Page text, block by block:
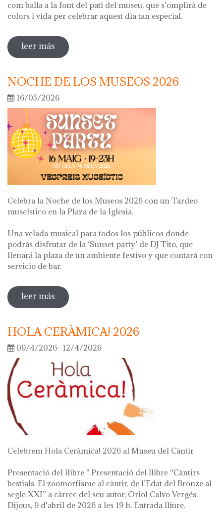
com balla a la font del pati del museu, que s’omplirà de
colors i vida per celebrar aquest dia tan especial.
leer más sobre diada de la flor
NOCHE DE LOS MUSEOS 2026
16/05/2026
Celebra la Noche de los Museos 2026 con un Tardeo
museístico en la Plaza de la Iglesia.
Una velada musical para todos los públicos donde
podrás disfrutar de la ‘Sunset party’ de DJ Tito, que
llenará la plaza de un ambiente festivo y que contará con
servicio de bar.
leer más sobre noche de los museos 2026
HOLA CERÀMICA! 2026
09/4/2026- 12/4/2026
Celebrem Hola Ceràmica! 2026 al Museu del Càntir
Presentació del llibre " Presentació del llibre “Càntirs
bestials. El zoomorfisme al càntir, de l’Edat del Bronze al
segle XXI” a càrrec del seu autor, Oriol Calvo Vergés.
Dijous, 9 d'abril de 2026 a les 19 h. Entrada lliure.